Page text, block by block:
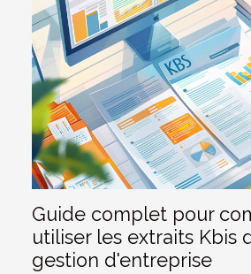
Guide complet pour
utiliser les extraits Kbis
gestion d'entreprise